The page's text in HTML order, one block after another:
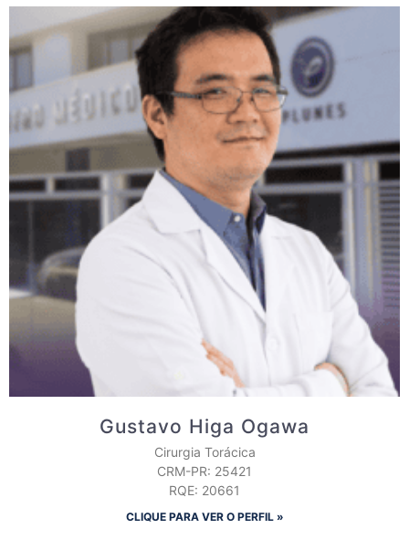
Gustavo Higa Ogawa
Cirurgia Torácica
CRM-PR: 25421
RQE: 20661
CLIQUE PARA VER O PERFIL »